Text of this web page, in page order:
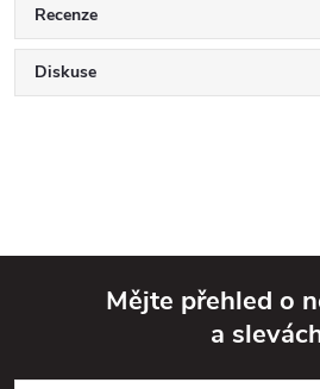
Recenze
Diskuse
Mějte přehled o
a